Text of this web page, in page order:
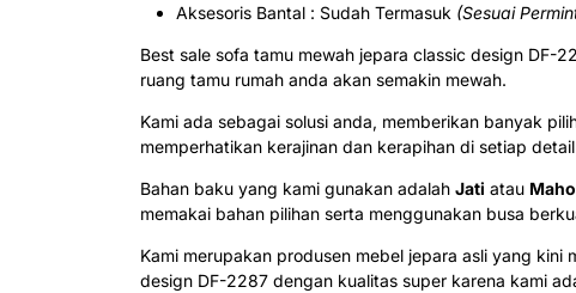
Aksesoris Bantal : Sudah Termasuk (Sesuai
Best sale sofa tamu mewah jepara classic design DF-
ruang tamu rumah anda akan semakin mewah.
Kami ada sebagai solusi anda, memberikan banyak
memperhatikan kerajinan dan kerapihan di setiap
Bahan baku yang kami gunakan adalah Jati atau
memakai bahan pilihan serta menggunakan busa
Kami merupakan produsen mebel jepara asli yang
design DF-2287 dengan kualitas super karena kami